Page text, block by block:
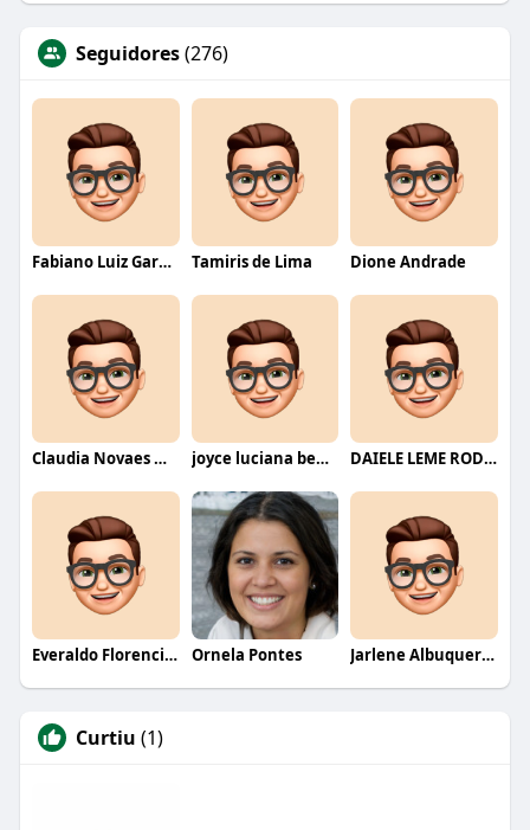
Seguidores(276)
Fabiano Luiz Garcia Tamiris de Lima Dione Andrade
Claudia Novaes Novaes joyce luciana bentini jesus DAIELE LEME RODRIGUES
Everaldo Florencio De Melo Ornela Pontes Jarlene Albuquerque
Curtiu (1)